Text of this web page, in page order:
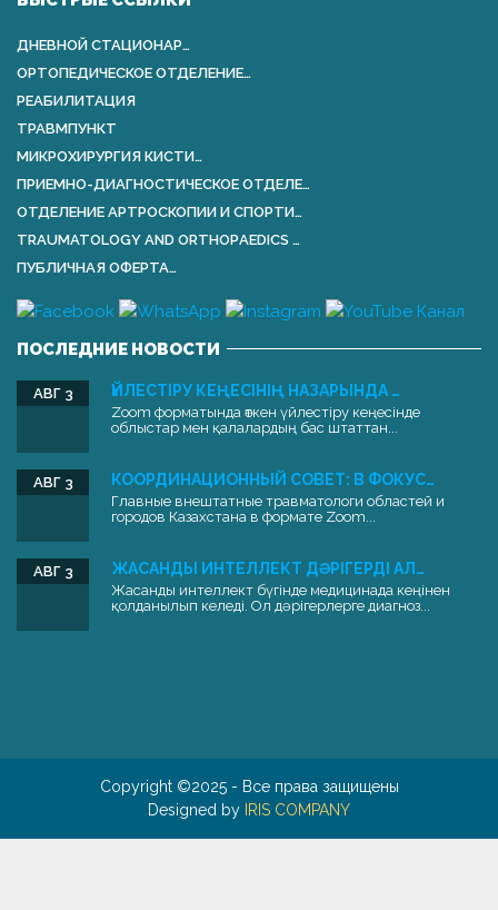
ДНЕВНОЙ СТАЦИОНАР…
ОРТОПЕДИЧЕСКОЕ ОТДЕЛЕНИЕ…
РЕАБИЛИТАЦИЯ
ТРАВМПУНКТ
МИКРОХИРУРГИЯ КИСТИ…
ПРИЕМНО-ДИАГНОСТИЧЕСКОЕ ОТДЕЛЕ…
ОТДЕЛЕНИЕ АРТРОСКОПИИ И СПОРТИ…
TRAUMATOLOGY AND ORTHOPАEDICS …
ПУБЛИЧНАЯ ОФЕРТА…
ПОСЛЕДНИЕ НОВОСТИ
ҮЙЛЕСТІРУ КЕҢЕСІНІҢ НАЗАРЫНДА …
АВГ 3
Zoom форматында өткен үйлестіру кеңесінде
облыстар мен қалалардың бас штаттан...
КООРДИНАЦИОННЫЙ СОВЕТ: В ФОКУС…
АВГ 3
Главные внештатные травматологи областей и
городов Казахстана в формате Zoom...
ЖАСАНДЫ ИНТЕЛЛЕКТ ДӘРІГЕРДІ АЛ…
АВГ 3
Жасанды интеллект бүгінде медицинада кеңінен
қолданылып келеді. Ол дәрігерлерге диагноз...
Copyright ©2025 - Все права защищены
Designed by IRIS COMPANY